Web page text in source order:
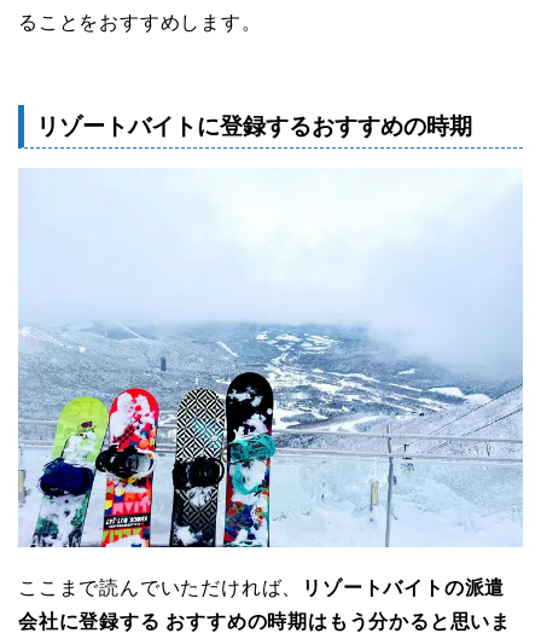
ることをおすすめします。
リゾートバイトに登録するおすすめの時期
ここまで読んでいただければ、
リゾートバイトの派遣
会社に登録する おすすめの時期はもう分かると思いま